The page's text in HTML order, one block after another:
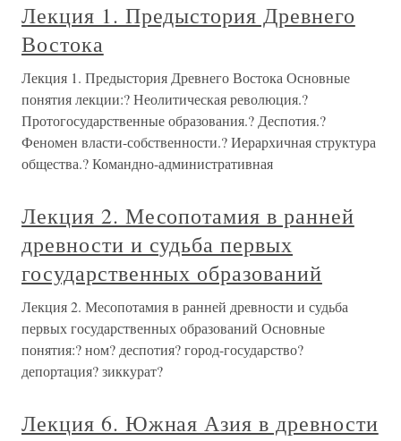
Лекция 1. Предыстория Древнего
Востока
Лекция 1. Предыстория Древнего Востока Основные
понятия лекции:? Неолитическая революция.?
Протогосударственные образования.? Деспотия.?
Феномен власти-собственности.? Иерархичная структура
общества.? Командно-административная
Лекция 2. Месопотамия в ранней
древности и судьба первых
государственных образований
Лекция 2. Месопотамия в ранней древности и судьба
первых государственных образований Основные
понятия:? ном? деспотия? город-государство?
депортация? зиккурат?
Лекция 6. Южная Азия в древности